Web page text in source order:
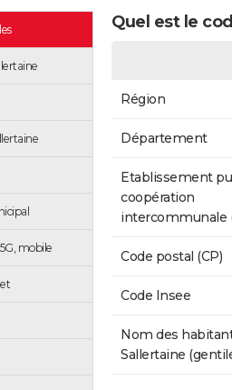
mobile
Quel est le
Région
Département
Etablissement
coopération
intercommunale
Code postal (CP)
Code Insee
Nom des
Sallertaine